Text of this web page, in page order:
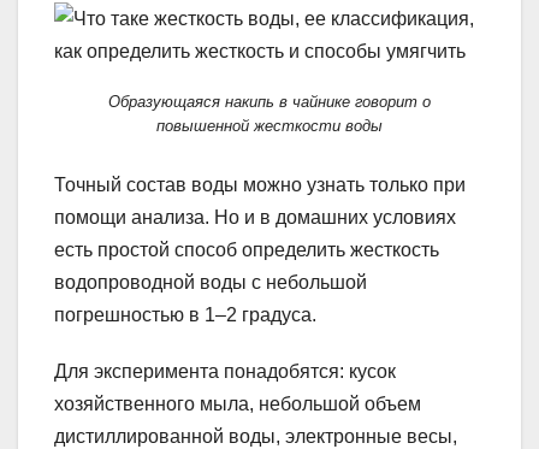
Образующаяся накипь в чайнике говорит о
повышенной жесткости воды
Точный состав воды можно узнать только при
помощи анализа. Но и в домашних условиях
есть простой способ определить жесткость
водопроводной воды с небольшой
погрешностью в 1–2 градуса.
Для эксперимента понадобятся: кусок
хозяйственного мыла, небольшой объем
дистиллированной воды, электронные весы,